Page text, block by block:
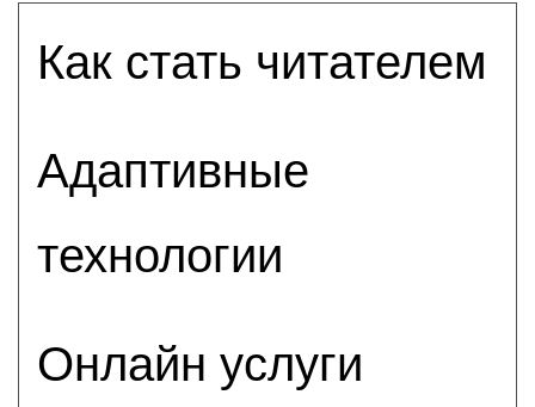
Как стать читателем
Адаптивные
технологии
Онлайн услуги